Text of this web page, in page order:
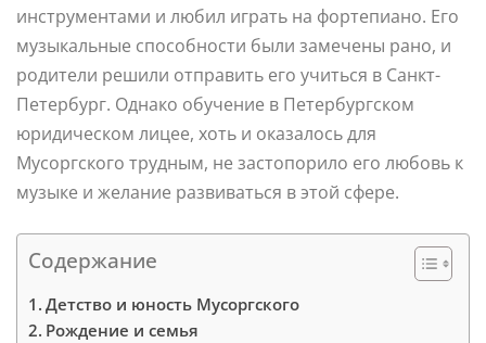
инструментами и любил играть на фортепиано. Его
музыкальные способности были замечены рано, и
родители решили отправить его учиться в Санкт-
Петербург. Однако обучение в Петербургском
юридическом лицее, хоть и оказалось для
Мусоргского трудным, не застопорило его любовь к
музыке и желание развиваться в этой сфере.
Содержание
Детство и юность Мусоргского
Рождение и семья